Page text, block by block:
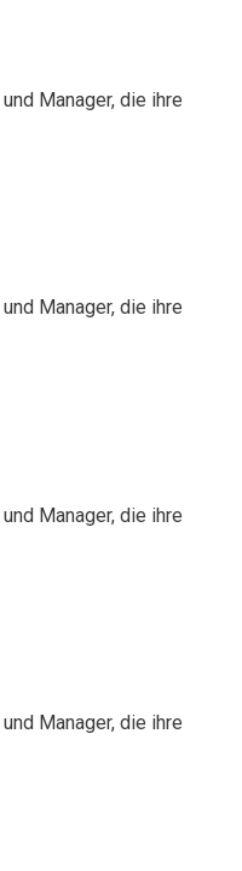
Manager, die ihre
Manager, die ihre
Manager, die ihre
Manager, die ihre